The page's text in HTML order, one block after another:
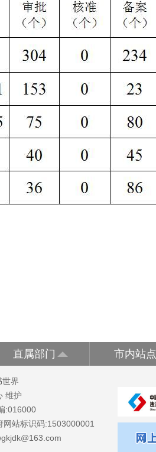
直属部门 市内站点
世界
维护
:016000
网站标识码:1503000001